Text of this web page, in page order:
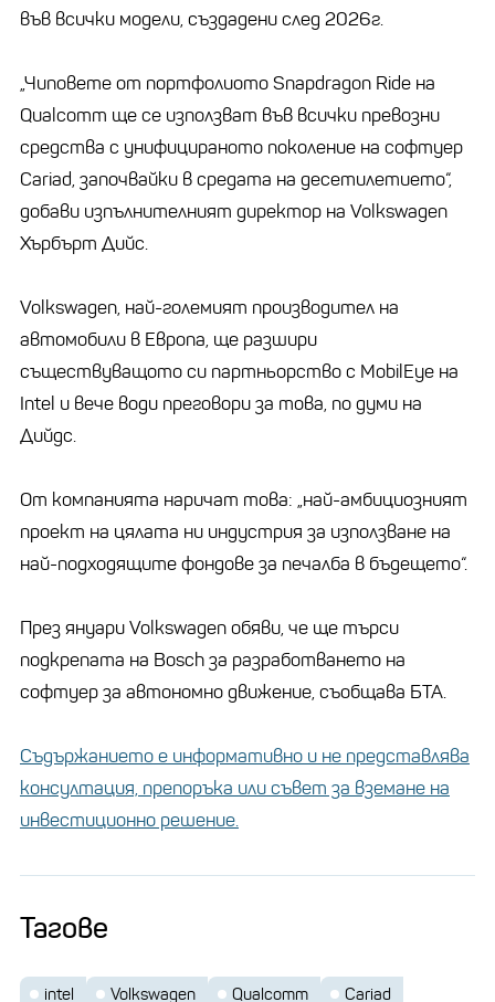
във всички модели, създадени след 2026г.
„Чиповете от портфолиото Snapdragon Ride на
Qualcomm ще се използват във всички превозни
средства с унифицираното поколение на софтуер
Cariad, започвайки в средата на десетилетието“,
добави изпълнителният директор на Volkswagen
Хърбърт Дийс.
Volkswagen, най-големият производител на
автомобили в Европа, ще разшири
съществуващото си партньорство с MobilEye на
Intel и вече води преговори за това, по думи на
Дийдс.
От компанията наричат това: „най-амбициозният
проект на цялата ни индустрия за използване на
най-подходящите фондове за печалба в бъдещето“.
През януари Volkswagen обяви, че ще търси
подкрепата на Bosch за разработването на
софтуер за автономно движение, съобщава БТА.
Съдържанието е информативно и не представлява
консултация, препоръка или съвет за вземане на
инвестиционно решение.
Тагове
intel Volkswagen Qualcomm Cariad